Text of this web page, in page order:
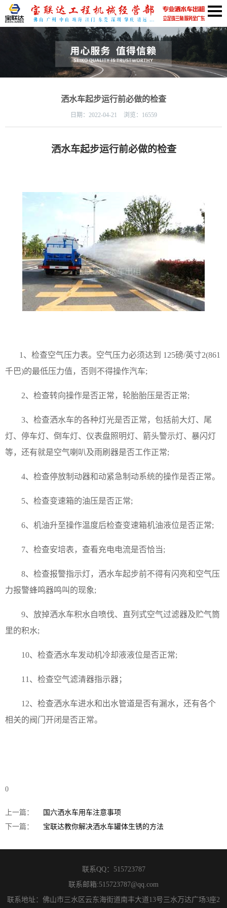
洒水车起步运行前必做的检查
日期： 2022-04-21 浏览：16559
洒水车起步运行前必做的检查
1、检查空气压力表。空气压力必须达到 125磅/英寸2(861
千巴)的最低压力值 ，否则 不得操作汽车;
2、检查转向操作是否正常，轮胎胎压是否正常;
3、检查洒水车的各种灯光是否正常，包括前大灯、 尾
灯、停车灯、倒车灯、仪表盘照明灯、箭头警示灯、暴闪灯
等，还有就是空气喇叭及雨刷器是否工作正常;
4、检查停放制动器和动紧急制动系统的操作是否正常。
5、检查变速箱的油压是否正常;
6、机油升至操作温度后检查变速箱机油液位是否正常;
7、检查安培表 ， 查看充电电流是否恰当;
8、检查报警指示灯，洒水车起步前不得有闪亮和空气压
力报警蜂鸣器鸣叫的现象;
9、放掉洒水车积水自喷伐、直列式空气过滤器及贮气筒
里的积水;
10、检查洒水车发动机冷却液液位是否正常;
11、检查空气滤清器指示器；
12、检查洒水车进水和出水管道是否有漏水，还有各个
相关的阀门开闭是否正常。
0
上一篇：
国六洒水车用车注意事项
下一篇：
宝联达教你解决洒水车罐体生锈的方法
联系QQ： 515723787
联系邮箱:515723787@qq.com
联系地址：佛山市三水区云东海街道南丰大道13号三水万达广场3座2